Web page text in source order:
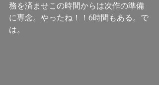
務を済ませこの時間からは次作の準備
に専念。やったね！！6時間もある。で
は。